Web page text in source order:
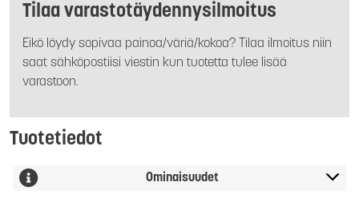
Tilaa varastotäydennysilmoitus
Eikö löydy sopivaa painoa/väriä/kokoa? Tilaa ilmoitus niin
saat sähköpostiisi viestin kun tuotetta tulee lisää
varastoon.
Tuotetiedot
Ominaisuudet